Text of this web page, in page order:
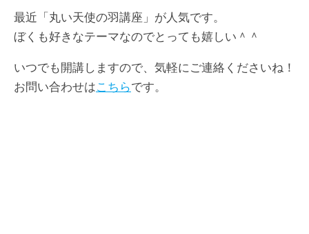
最近「丸い天使の羽講座」が人気です。
ぼくも好きなテーマなのでとっても嬉しい＾＾
いつでも開講しますので、気軽にご連絡くださいね！
お問い合わせはこちらです。